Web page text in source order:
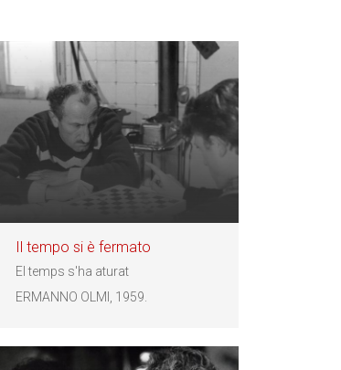
Il tempo si è fermato
El temps s'ha aturat
ERMANNO OLMI, 1959.